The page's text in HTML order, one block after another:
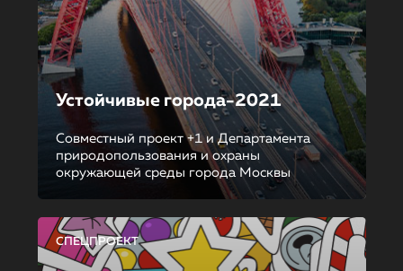
Устойчивые города-2021
Совместный проект +1 и Департамента
природопользования и охраны
окружающей среды города Москвы
СПЕЦПРОЕКТ